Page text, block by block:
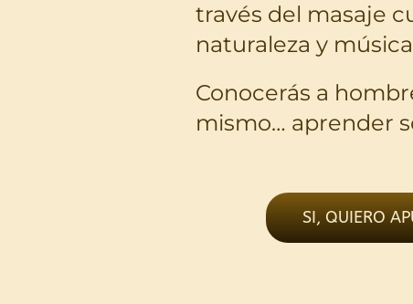
través del masaje
naturaleza y
Conocerás a
mismo… aprender
SI, QUIERO